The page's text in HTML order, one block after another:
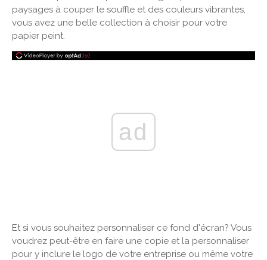
paysages à couper le souffle et des couleurs vibrantes,
vous avez une belle collection à choisir pour votre
papier peint.
ad
Et si vous souhaitez personnaliser ce fond d'écran? Vous
voudrez peut-être en faire une copie et la personnaliser
pour y inclure le logo de votre entreprise ou même votre